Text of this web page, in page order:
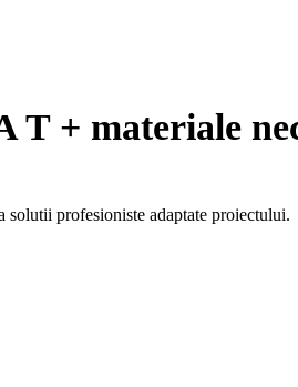
+ materiale
solutii profesioniste adaptate proiectului.